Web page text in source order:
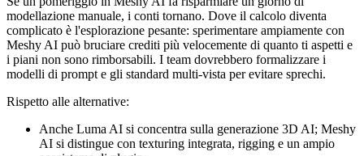
modellazione manuale, i conti tornano. Dove il calcolo diventa
complicato è l'esplorazione pesante: sperimentare ampiamente con
Meshy AI può bruciare crediti più velocemente di quanto ti aspetti e
i piani non sono rimborsabili. I team dovrebbero formalizzare i
modelli di prompt e gli standard multi-vista per evitare sprechi.
Rispetto alle alternative:
Anche Luma AI si concentra sulla generazione 3D AI; Meshy
AI si distingue con texturing integrata, rigging e un ampio